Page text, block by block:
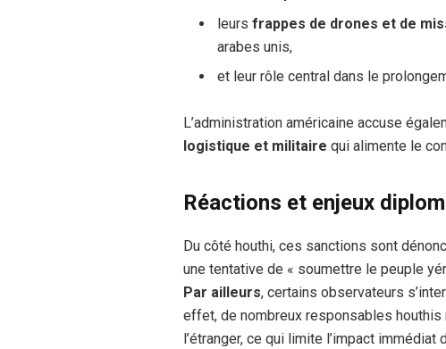
leurs frappes de drones et de
arabes unis,
et leur rôle central dans le
L’administration américaine accuse
logistique et militaire qui alimente le
Réactions et enjeux
Du côté houthi, ces sanctions sont
une tentative de « soumettre le peuple
Par ailleurs, certains observateurs
effet, de nombreux responsables houthis
l’étranger, ce qui limite l’impact immédiat